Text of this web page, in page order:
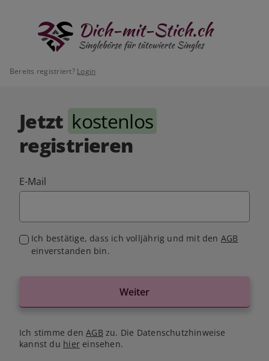
Bereits registriert? Login
Jetzt kostenlos
registrieren
E-Mail
Ich bestätige, dass ich volljährig und mit den AGB
einverstanden bin.
Weiter
Ich stimme denAGB zu. Die Datenschutzhinweise
kannst du hiereinsehen.